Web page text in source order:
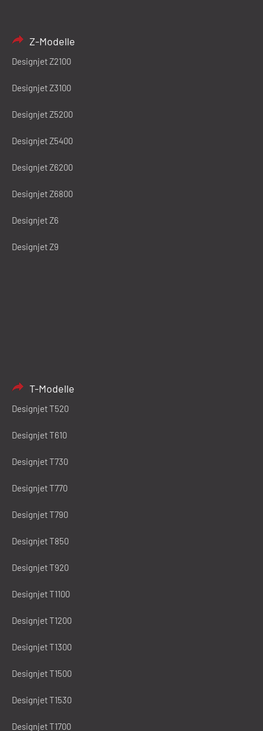
Z-Modelle
Designjet Z2100
Designjet Z3100
Designjet Z5200
Designjet Z5400
Designjet Z6200
Designjet Z6800
Designjet Z6
Designjet Z9
T-Modelle
Designjet T520
Designjet T610
Designjet T730
Designjet T770
Designjet T790
Designjet T850
Designjet T920
Designjet T1100
Designjet T1200
Designjet T1300
Designjet T1500
Designjet T1530
Designjet T1700